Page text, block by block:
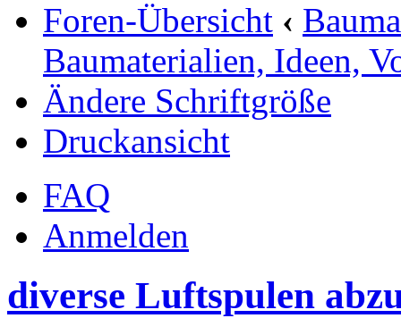
Foren-Übersicht ‹
Baumaterialien, Ideen,
Ändere Schriftgröße
Druckansicht
FAQ
Anmelden
diverse Luftspulen